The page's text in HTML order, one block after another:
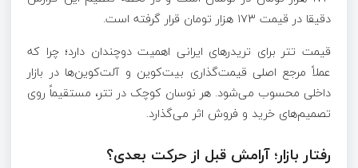
دقیقا در قیمت ۱۷۳ هزار تومان قرار گرفته است.
قیمت تتر برای تریدر‌های ایرانی اهمیت دوچندان دارد؛ چرا که
عملاً مرجع اصلی قیمت‌گذاری بیت‌کوین و آلت‌کوین‌ها در بازار
داخلی محسوب می‌شود. هر نوسان کوچک در تتر، مستقیماً روی
تصمیم‌های خرید و فروش اثر می‌گذارد.
رفتار بازار؛ آرامش قبل از حرکت بعدی؟